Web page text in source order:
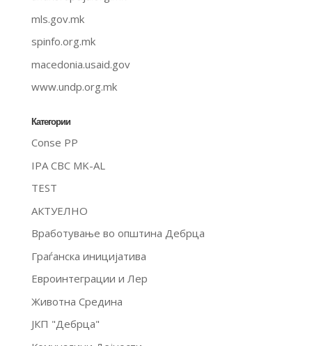
mls.gov.mk
spinfo.org.mk
macedonia.usaid.gov
www.undp.org.mk
Категории
Conse PP
IPA CBC MK-AL
TEST
АКТУЕЛНО
Вработување во општина Дебрца
Граѓанска иницијатива
Евроинтеграции и Лер
Животна Средина
ЈКП "Дебрца"